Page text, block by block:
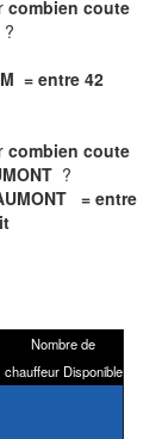
combien coute
?
= entre 42
combien coute
?
= entre
Nombre de
chauffeur Disponible